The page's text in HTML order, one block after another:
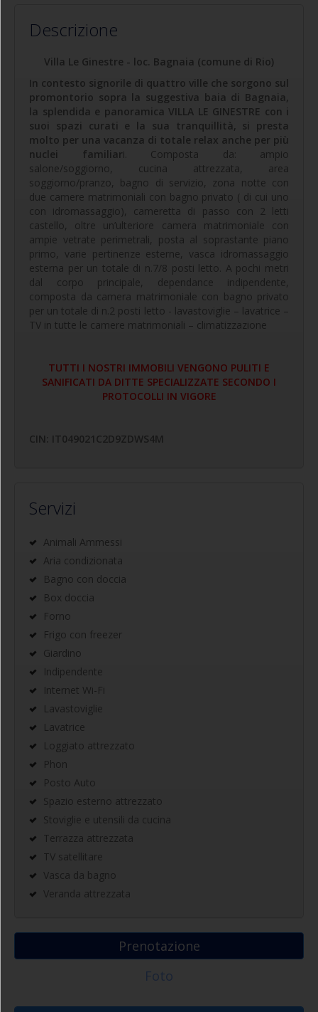
Descrizione
Villa Le Ginestre - loc. Bagnaia (comune di Rio)
In contesto signorile di quattro ville che sorgono sul
promontorio sopra la suggestiva baia di Bagnaia,
la splendida e panoramica VILLA LE GINESTRE con i
suoi spazi curati e la sua tranquillità, si presta
molto per una vacanza di totale relax anche per più
nuclei familiari. Composta da: ampio
salone/soggiorno, cucina attrezzata, area
soggiorno/pranzo, bagno di servizio, zona notte con
due camere matrimoniali con bagno privato ( di cui uno
con idromassaggio), cameretta di passo con 2 letti
castello, oltre un’ulteriore camera matrimoniale con
ampie vetrate perimetrali, posta al soprastante piano
primo, varie pertinenze esterne, vasca idromassaggio
esterna per un totale di n.7/8 posti letto. A pochi metri
dal corpo principale, dependance indipendente,
composta da camera matrimoniale con bagno privato
per un totale di n.2 posti letto - lavastoviglie – lavatrice –
TV in tutte le camere matrimoniali – climatizzazione
TUTTI I NOSTRI IMMOBILI VENGONO PULITI E
SANIFICATI DA DITTE SPECIALIZZATE SECONDO I
PROTOCOLLI IN VIGORE
CIN: IT049021C2D9ZDWS4M
Servizi
Animali Ammessi
Aria condizionata
Bagno con doccia
Box doccia
Forno
Frigo con freezer
Giardino
Indipendente
Internet Wi-Fi
Lavastoviglie
Lavatrice
Loggiato attrezzato
Phon
Posto Auto
Spazio esterno attrezzato
Stoviglie e utensili da cucina
Terrazza attrezzata
TV satellitare
Vasca da bagno
Veranda attrezzata
Prenotazione
Foto